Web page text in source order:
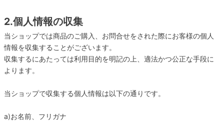
2.個人情報の収集
当ショップでは商品のご購入、お問合せをされた際にお客様の個人
情報を収集することがございます。
収集するにあたっては利用目的を明記の上、適法かつ公正な手段に
よります。
当ショップで収集する個人情報は以下の通りです。
a)お名前、フリガナ